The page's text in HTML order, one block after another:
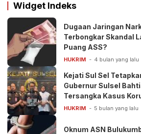
Widget Indeks
Dugaan Jaringan
Terbongkar Skandal
Puang ASS?
HUKRIM 4 bulan yang lalu
Kejati Sul Sel
Gubernur Sulsel
Tersangka Kasus
Rp50 Miliar
HUKRIM 5 bulan yang lalu
Oknum ASN